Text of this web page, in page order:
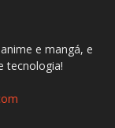
e mangá, e
tecnologia!